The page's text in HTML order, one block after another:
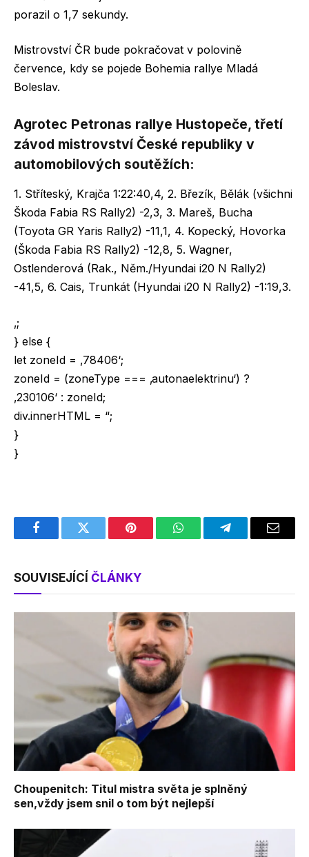
porazil o 1,7 sekundy.
Mistrovství ČR bude pokračovat v polovině
července, kdy se pojede Bohemia rallye Mladá
Boleslav.
Agrotec Petronas rallye Hustopeče, třetí
závod mistrovství České republiky v
automobilových soutěžích:
1. Stříteský, Krajča 1:22:40,4, 2. Březík, Bělák (všichni
Škoda Fabia RS Rally2) -2,3, 3. Mareš, Bucha
(Toyota GR Yaris Rally2) -11,1, 4. Kopecký, Hovorka
(Škoda Fabia RS Rally2) -12,8, 5. Wagner,
Ostlenderová (Rak., Něm./Hyundai i20 N Rally2)
-41,5, 6. Cais, Trunkát (Hyundai i20 N Rally2) -1:19,3.
‚;
} else {
let zoneId = ‚78406‘;
zoneId = (zoneType === ‚autonaelektrinu‘) ?
‚230106‘ : zoneId;
div.innerHTML = “;
}
}
FacebookTwitter Pinterest WhatsAppTelegramEmail
SOUVISEJÍCÍ ČLÁNKY
Choupenitch: Titul mistra světa je splněný
sen,vždy jsem snil o tom být nejlepší